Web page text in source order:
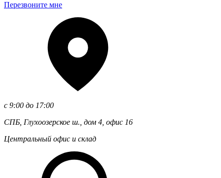
Перезвоните мне
с 9:00 до 17:00
СПБ, Глухоозерское ш., дом 4, офис 16
Центральный офис и склад